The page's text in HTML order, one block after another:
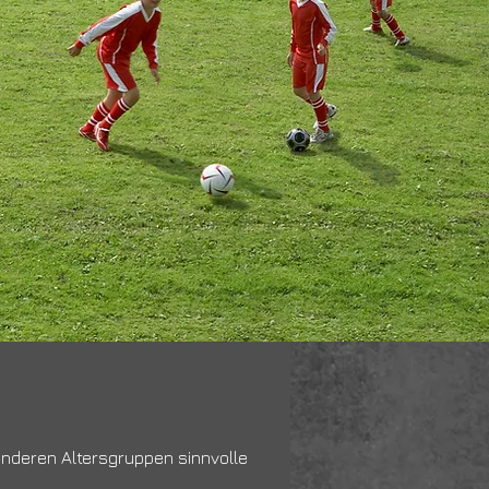
Altersgruppen sinnvolle